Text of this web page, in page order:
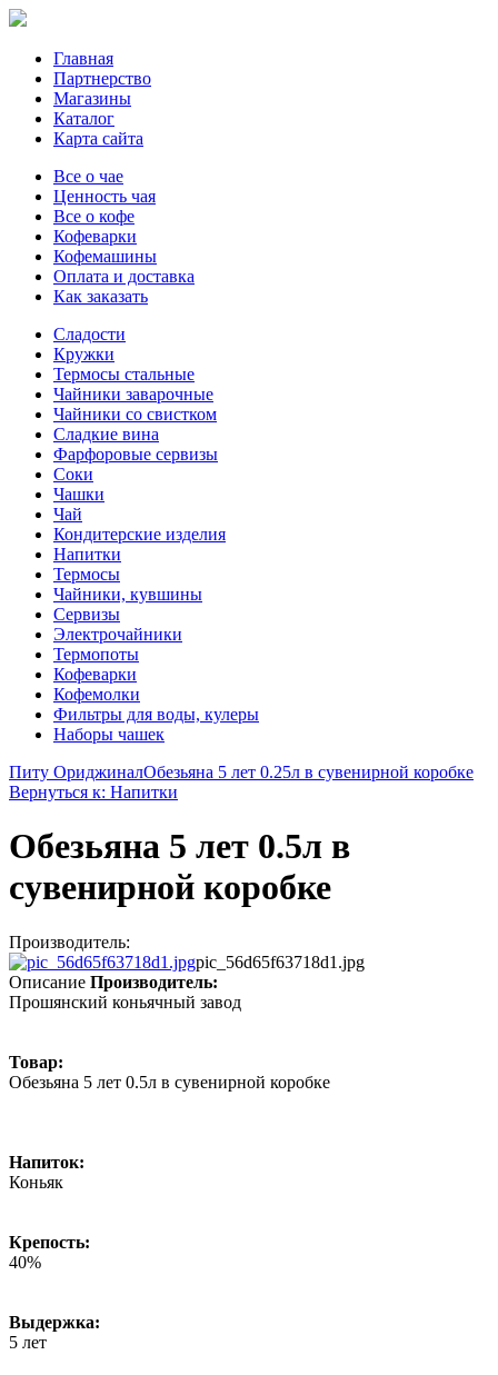
Главная
Партнерство
Магазины
Каталог
Карта сайта
Все о чае
Ценность чая
Все о кофе
Кофеварки
Кофемашины
Оплата и доставка
Как заказать
Сладости
Кружки
Термосы стальные
Чайники заварочные
Чайники со свистком
Сладкие вина
Фарфоровые сервизы
Соки
Чашки
Чай
Кондитерские изделия
Напитки
Термосы
Чайники, кувшины
Сервизы
Электрочайники
Термопоты
Кофеварки
Кофемолки
Фильтры для воды, кулеры
Наборы чашек
Питу ОриджиналОбезьяна 5 лет 0.25л в сувенирной коробке
Вернуться к: Напитки
Обезьяна 5 лет 0.5л в
сувенирной коробке
Производитель:
pic_56d65f63718d1.jpg
Описание Производитель:
Прошянский коньячный завод
Товар:
Обезьяна 5 лет 0.5л в сувенирной коробке
Напиток:
Коньяк
Крепость:
40%
Выдержка:
5 лет